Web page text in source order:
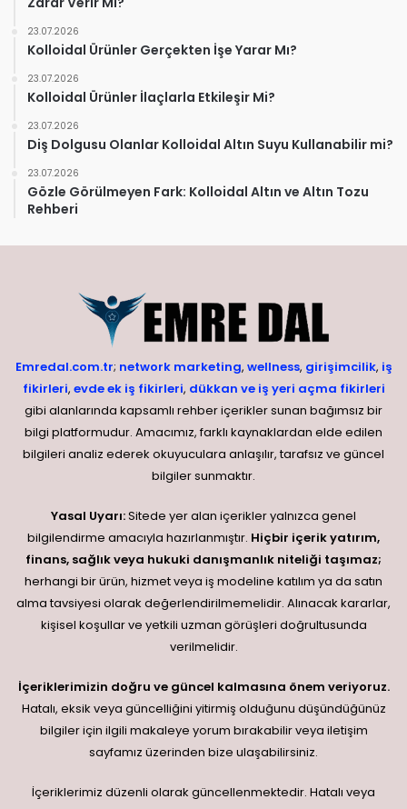
23.07.2026
Kolloidal Ürünler Gerçekten İşe Yarar Mı?
23.07.2026
Kolloidal Ürünler İlaçlarla Etkileşir Mi?
23.07.2026
Diş Dolgusu Olanlar Kolloidal Altın Suyu Kullanabilir mi?
23.07.2026
Gözle Görülmeyen Fark: Kolloidal Altın ve Altın Tozu
Rehberi
Emredal.com.tr; network marketing, wellness, girişimcilik, iş
fikirleri, evde ek iş fikirleri, dükkan ve iş yeri açma fikirleri
gibi alanlarında kapsamlı rehber içerikler sunan bağımsız bir
bilgi platformudur. Amacımız, farklı kaynaklardan elde edilen
bilgileri analiz ederek okuyuculara anlaşılır, tarafsız ve güncel
bilgiler sunmaktır.
Yasal Uyarı:Sitede yer alan içerikler yalnızca genel
bilgilendirme amacıyla hazırlanmıştır. Hiçbir içerik yatırım,
finans, sağlık veya hukuki danışmanlık niteliği taşımaz;
herhangi bir ürün, hizmet veya iş modeline katılım ya da satın
alma tavsiyesi olarak değerlendirilmemelidir. Alınacak kararlar,
kişisel koşullar ve yetkili uzman görüşleri doğrultusunda
verilmelidir.
İçeriklerimizin doğru ve güncel kalmasına önem veriyoruz.
Hatalı, eksik veya güncelliğini yitirmiş olduğunu düşündüğünüz
bilgiler için ilgili makaleye yorum bırakabilir veya iletişim
sayfamız üzerinden bize ulaşabilirsiniz.
İçeriklerimiz düzenli olarak güncellenmektedir. Hatalı veya